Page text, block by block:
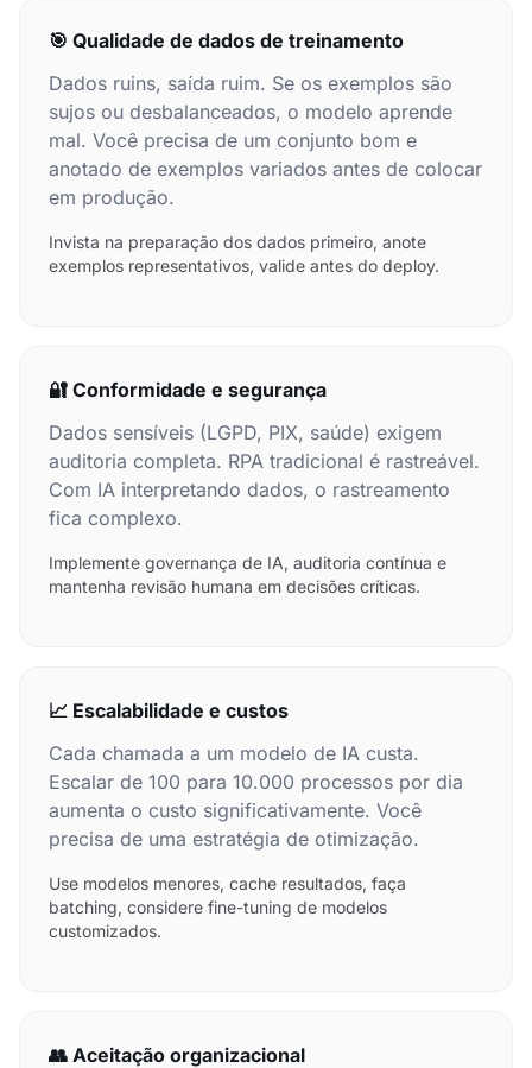
🎯 Qualidade de dados de treinamento
Dados ruins, saída ruim. Se os exemplos são
sujos ou desbalanceados, o modelo aprende
mal. Você precisa de um conjunto bom e
anotado de exemplos variados antes de colocar
em produção.
Invista na preparação dos dados primeiro, anote
exemplos representativos, valide antes do deploy.
🔐 Conformidade e segurança
Dados sensíveis (LGPD, PIX, saúde) exigem
auditoria completa. RPA tradicional é rastreável.
Com IA interpretando dados, o rastreamento
fica complexo.
Implemente governança de IA, auditoria contínua e
mantenha revisão humana em decisões críticas.
📈 Escalabilidade e custos
Cada chamada a um modelo de IA custa.
Escalar de 100 para 10.000 processos por dia
aumenta o custo significativamente. Você
precisa de uma estratégia de otimização.
Use modelos menores, cache resultados, faça
batching, considere fine-tuning de modelos
customizados.
👥 Aceitação organizacional